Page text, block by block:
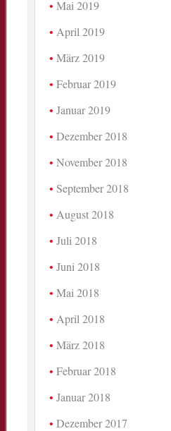
Mai 2019
April 2019
März 2019
Februar 2019
Januar 2019
Dezember 2018
November 2018
September 2018
August 2018
Juli 2018
Juni 2018
Mai 2018
April 2018
März 2018
Februar 2018
Januar 2018
Dezember 2017